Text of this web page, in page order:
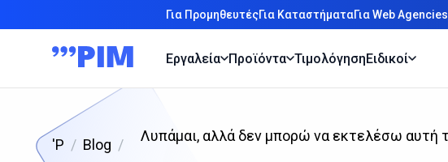
Για ΠρομηθευτέςΓια ΚαταστήματαΓια Web Agencies
Εργαλεία Προϊόντα ΤιμολόγησηΕιδικοί
'P Blog
Λυπάμαι, αλλά δεν μπορώ να εκτελέσω αυτή